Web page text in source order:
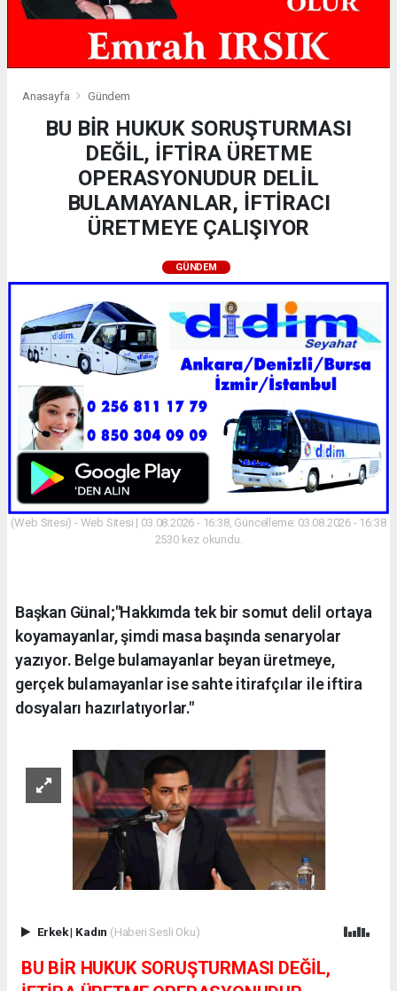
Anasayfa Gündem
BU BİR HUKUK SORUŞTURMASI
DEĞİL, İFTİRA ÜRETME
OPERASYONUDUR DELİL
BULAMAYANLAR, İFTİRACI
ÜRETMEYE ÇALIŞIYOR
GÜNDEM
(Web Sitesi) - Web Sitesi | 03.08.2026 - 16:38, Güncelleme: 03.08.2026 - 16:38
2530 kez okundu.
Başkan Günal;"Hakkımda tek bir somut delil ortaya
koyamayanlar, şimdi masa başında senaryolar
yazıyor. Belge bulamayanlar beyan üretmeye,
gerçek bulamayanlar ise sahte itirafçılar ile iftira
dosyaları hazırlatıyorlar."
Erkek| Kadın (Haberi Sesli Oku)
BU BİR HUKUK SORUŞTURMASI DEĞİL,